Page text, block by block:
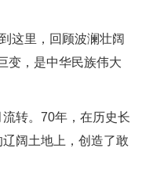
里，回顾波澜壮阔
变，是中华民族伟大
转。70年，在历史长
阔土地上，创造了敢